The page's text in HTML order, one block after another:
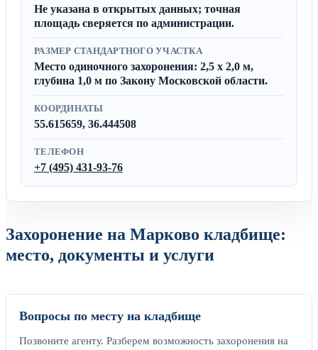
Не указана в открытых данных; точная
площадь сверяется по администрации.
РАЗМЕР СТАНДАРТНОГО УЧАСТКА
Место одиночного захоронения: 2,5 x 2,0 м,
глубина 1,0 м по Закону Московской области.
КООРДИНАТЫ
55.615659, 36.444508
ТЕЛЕФОН
+7 (495) 431-93-76
Захоронение на Марково кладбище:
место, документы и услуги
Вопросы по месту на кладбище
Позвоните агенту. Разберем возможность захоронения на